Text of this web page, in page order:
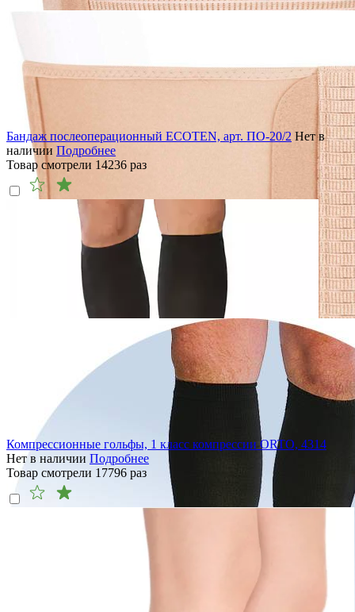
Бандаж послеоперационный ECOTEN, арт. ПО-20/2 Нет в
наличии Подробнее
Товар смотрели 14236 раз
Компрессионные гольфы, 1 класс компрессии ORTO, 4314
Нет в наличии Подробнее
Товар смотрели 17796 раз